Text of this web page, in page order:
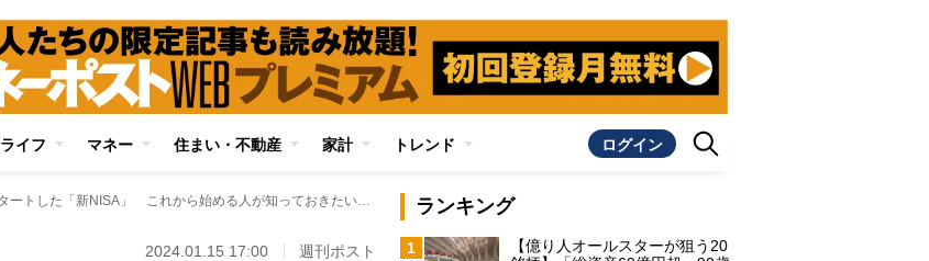
ライフ マネー 住まい・不動産 家計 トレンド ログイン
【運用益非課税】ついにスタートした「新NISA」 これから始める人が知っておきたい「口座の開き方」
2024.01.15 17:00 週刊ポスト
ランキング
1
【億り人オールスターが狙う20